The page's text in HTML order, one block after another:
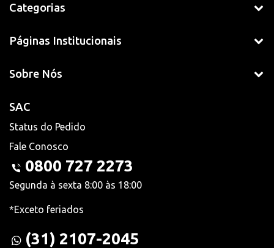
Categorias
Páginas Institucionais
Sobre Nós
SAC
Status do Pedido
Fale Conosco
0800 727 2273
Segunda à sexta 8:00 às 18:00
*Exceto feriados
(31) 2107-2045